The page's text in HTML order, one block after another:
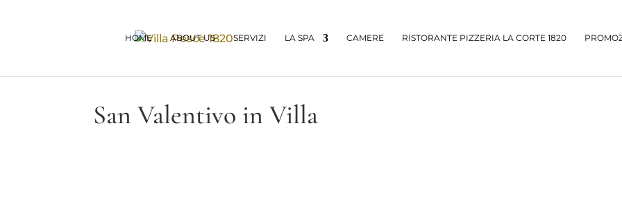
HOME ABOUT US SERVIZI LA SPA CAMERE RISTORANTE PIZZERIA LA CORTE 1820
San Valentivo in Villa